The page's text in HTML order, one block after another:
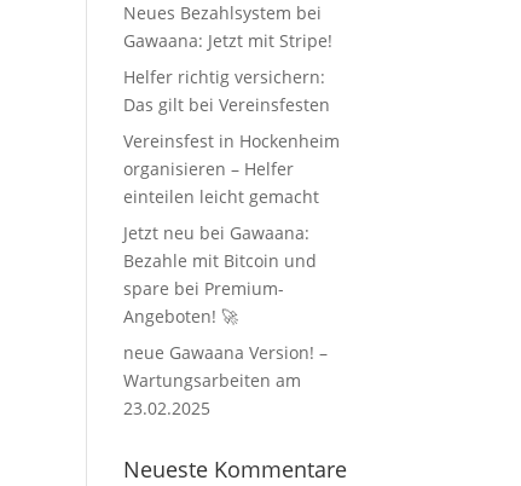
Neues Bezahlsystem bei
Gawaana: Jetzt mit Stripe!
Helfer richtig versichern:
Das gilt bei Vereinsfesten
Vereinsfest in Hockenheim
organisieren – Helfer
einteilen leicht gemacht
Jetzt neu bei Gawaana:
Bezahle mit Bitcoin und
spare bei Premium-
Angeboten! 🚀
neue Gawaana Version! –
Wartungsarbeiten am
23.02.2025
Neueste Kommentare